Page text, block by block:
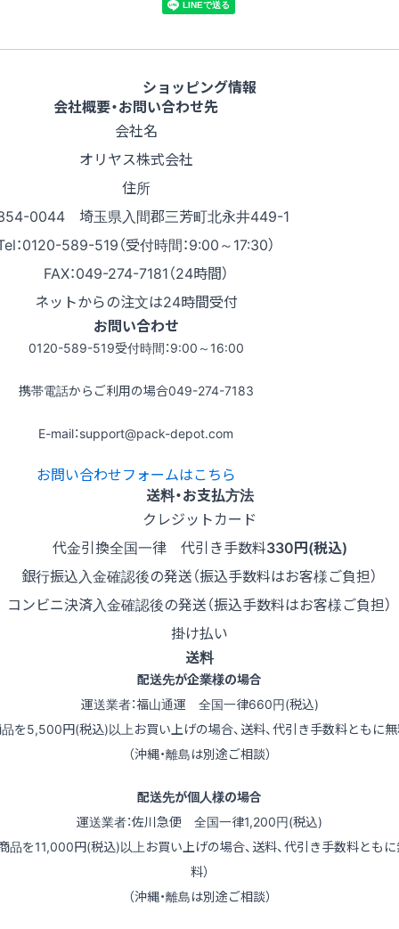
ショッピング情報
会社概要・お問い合わせ先
会社名
オリヤス株式会社
住所
0044 埼玉県入間郡三芳町北永井449-1
：0120-589-519（受付時間：9:00～17:30）
FAX：049-274-7181（24時間）
ネットからの注文は24時間受付
お問い合わせ
0120-589-519受付時間：9:00～16:00
携帯電話からご利用の場合049-274-7183
E-mail：support@pack-depot.com
お問い合わせフォームはこちら
送料・お支払方法
クレジットカード
代金引換全国一律 代引き手数料330円(税込)
銀行振込入金確認後の発送（振込手数料はお客様ご負担）
コンビニ決済入金確認後の発送（振込手数料はお客様ご負担）
掛け払い
送料
配送先が企業様の場合
運送業者：福山通運 全国一律660円(税込)
品を5,500円(税込)以上お買い上げの場合、送料、代引き手数料ともに無
（沖縄・離島は別途ご相談）
配送先が個人様の場合
運送業者：佐川急便 全国一律1,200円(税込)
品を11,000円(税込)以上お買い上げの場合、送料、代引き手数料とも
料）
（沖縄・離島は別途ご相談）